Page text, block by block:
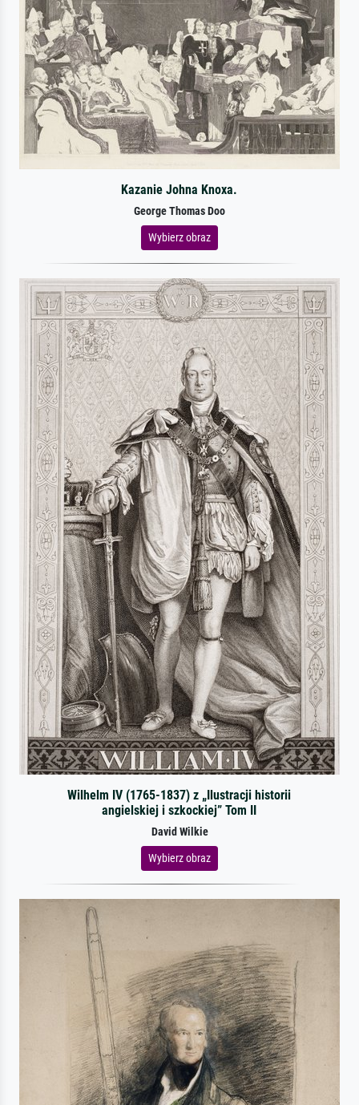
Kazanie Johna Knoxa.
George Thomas Doo
Wybierz obraz
Wilhelm IV (1765-1837) z „Ilustracji historii
angielskiej i szkockiej” Tom II
David Wilkie
Wybierz obraz